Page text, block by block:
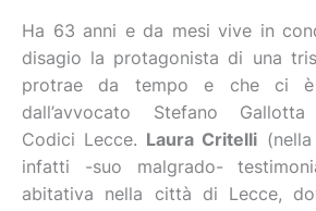
Ha 63 anni e da mesi vive in
disagio la protagonista di una
protrae da tempo e che ci è
dall’avvocato Stefano Gallotta
Codici Lecce. Laura Critelli
infatti -suo malgrado-
abitativa nella città di Lecce,